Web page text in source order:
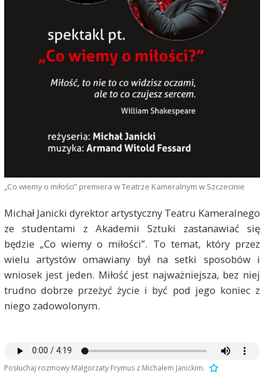
„Co wiemy o miłości” premiera w Teatrze Kameralnym w Szczecinie
Michał Janicki dyrektor artystyczny Teatru Kameralnego
ze studentami z Akademii Sztuki zastanawiać się
będzie „Co wiemy o miłości”. To temat, który przez
wielu artystów omawiany był na setki sposobów i
wniosek jest jeden. Miłość jest najważniejsza, bez niej
trudno dobrze przeżyć życie i być pod jego koniec z
niego zadowolonym.
Posłuchaj rozmowy Małgorzaty Frymus z Michałem Janickim.